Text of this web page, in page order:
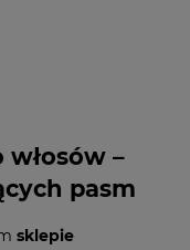
–
pasm
sklepie